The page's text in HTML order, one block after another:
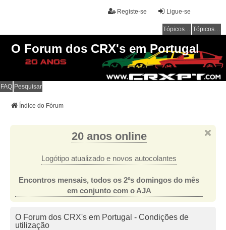
Ligue-se
Registe-se
Tópicos sem resposta Tópicos ativos
O Forum dos CRX's em Portugal
FAQ Pesquisar
Índice do Fórum
20 anos online
Logótipo atualizado e novos autocolantes
Encontros mensais, todos os 2ºs domingos do mês
em conjunto com o AJA
O Forum dos CRX's em Portugal - Condições de
utilização